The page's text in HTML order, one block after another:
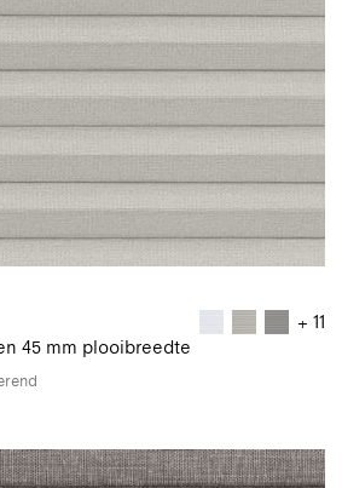
+ 11
45 mm plooibreedte